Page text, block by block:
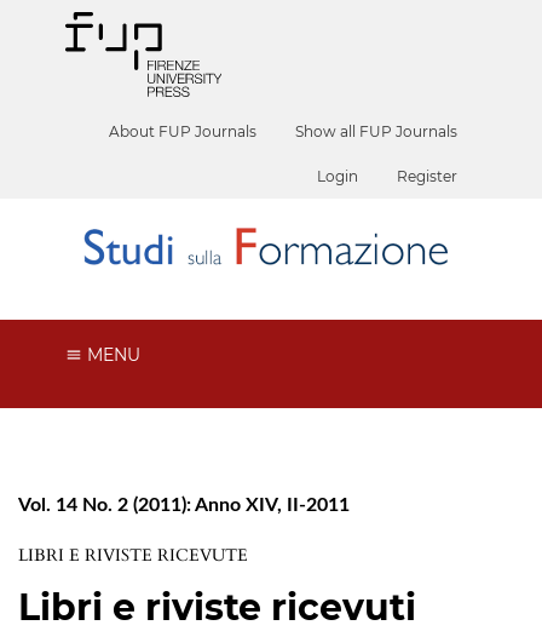
About FUP Journals Show all FUP Journals
Login Register
MENU
Vol. 14 No. 2 (2011): Anno XIV, II-2011
LIBRI E RIVISTE RICEVUTE
Libri e riviste ricevuti